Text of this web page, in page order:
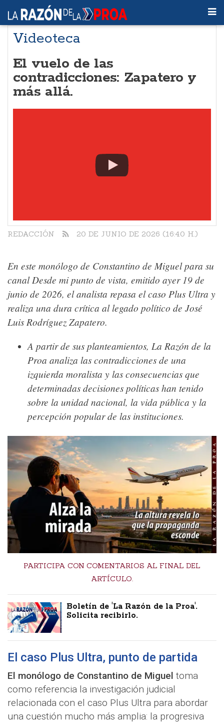
Videoteca
El vuelo de las
contradicciones: Zapatero y
más allá.
20 DE JUNIO DE 2026 (16:40 H.)
REDACCIÓN
En este monólogo de Constantino de Miguelpara su
canalDesde mi punto de vista, emitido ayer 19 de
junio de 2026, el analista repasa el caso Plus Ultra y
realiza una dura crítica al legado político de José
Luis Rodríguez Zapatero.
A partir de sus planteamientos, La Razón de la
Proa analiza las contradicciones de una
izquierda moralista y las consecuencias que
determinadas decisiones políticas han tenido
sobre la unidad nacional, la vida pública y la
percepción popular de las instituciones.
PARTICIPA CON COMENTARIOS AL FINAL DEL
ARTÍCULO.
Boletín de 'La Razón de la Proa'.
Solicita recibirlo.
El caso Plus Ultra, punto de partida
El monólogo de Constantino de Miguel toma
como referencia la investigación judicial
relacionada con el caso Plus Ultra para abordar
una cuestión mucho más amplia: la progresiva